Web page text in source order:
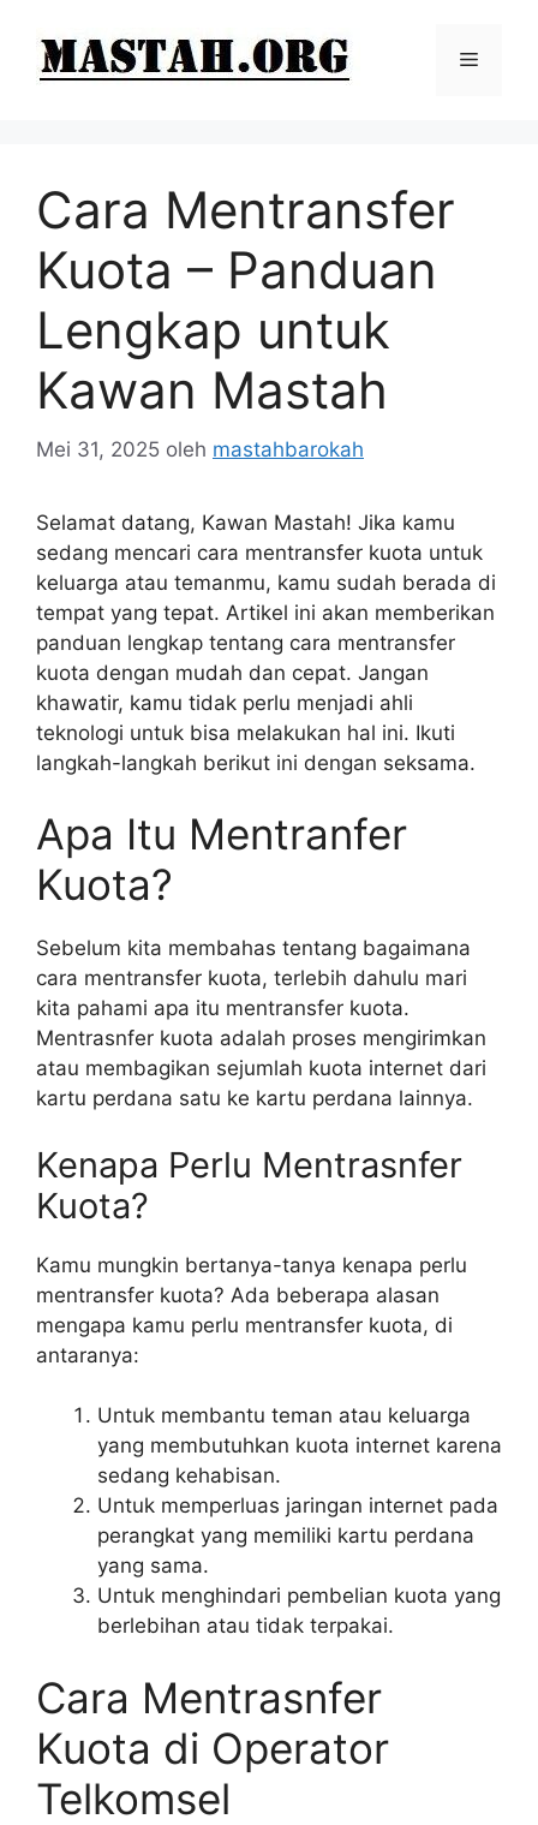
Menu
Cara Mentransfer
Kuota – Panduan
Lengkap untuk
Kawan Mastah
Mei 31, 2025 oleh mastahbarokah
Selamat datang, Kawan Mastah! Jika kamu
sedang mencari cara mentransfer kuota untuk
keluarga atau temanmu, kamu sudah berada di
tempat yang tepat. Artikel ini akan memberikan
panduan lengkap tentang cara mentransfer
kuota dengan mudah dan cepat. Jangan
khawatir, kamu tidak perlu menjadi ahli
teknologi untuk bisa melakukan hal ini. Ikuti
langkah-langkah berikut ini dengan seksama.
Apa Itu Mentranfer
Kuota?
Sebelum kita membahas tentang bagaimana
cara mentransfer kuota, terlebih dahulu mari
kita pahami apa itu mentransfer kuota.
Mentrasnfer kuota adalah proses mengirimkan
atau membagikan sejumlah kuota internet dari
kartu perdana satu ke kartu perdana lainnya.
Kenapa Perlu Mentrasnfer
Kuota?
Kamu mungkin bertanya-tanya kenapa perlu
mentransfer kuota? Ada beberapa alasan
mengapa kamu perlu mentransfer kuota, di
antaranya:
Untuk membantu teman atau keluarga
yang membutuhkan kuota internet karena
sedang kehabisan.
Untuk memperluas jaringan internet pada
perangkat yang memiliki kartu perdana
yang sama.
Untuk menghindari pembelian kuota yang
berlebihan atau tidak terpakai.
Cara Mentrasnfer
Kuota di Operator
Telkomsel